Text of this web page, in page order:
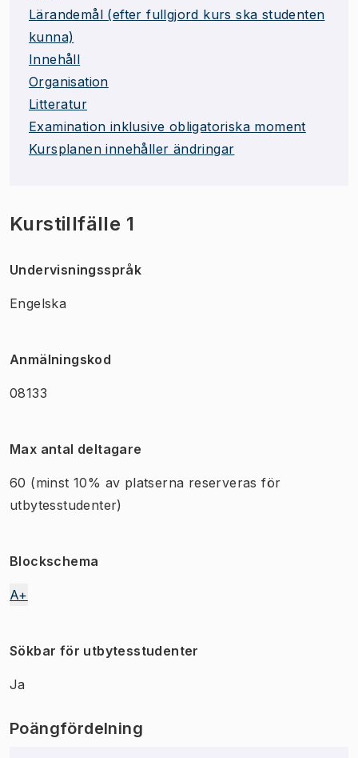
Lärandemål (efter fullgjord kurs ska studenten
kunna)
Innehåll
Organisation
Litteratur
Examination inklusive obligatoriska moment
Kursplanen innehåller ändringar
Kurstillfälle 1
Undervisningsspråk
Engelska
Anmälningskod
08133
Max antal deltagare
60 (minst 10% av platserna reserveras för
utbytesstudenter)
Blockschema
A+
Sökbar för utbytesstudenter
Ja
Poängfördelning